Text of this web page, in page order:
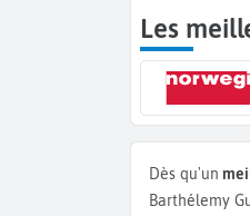
Les
Dès qu'un
Barthélemy